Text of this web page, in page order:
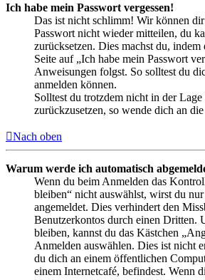
Ich habe mein Passwort vergessen!
Das ist nicht schlimm! Wir können
Passwort nicht wieder mitteilen, du
zurücksetzen. Dies machst du,
Seite auf „Ich habe mein Passwort
Anweisungen folgst. So solltest du
anmelden können.
Solltest du trotzdem nicht in der
zurückzusetzen, so wende dich an
Nach oben
Warum werde ich automatisch
Wenn du beim Anmelden das
bleiben“ nicht auswählst, wirst du
angemeldet. Dies verhindert den
Benutzerkontos durch einen Dritten.
bleiben, kannst du das Kästchen
Anmelden auswählen. Dies ist nicht
du dich an einem öffentlichen
einem Internetcafé, befindest. Wenn